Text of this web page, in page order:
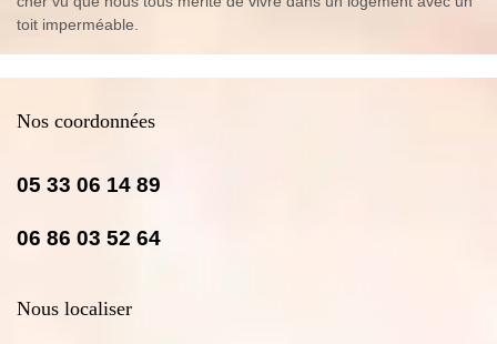
toit imperméable.
Nos coordonnées
05 33 06 14 89
06 86 03 52 64
Nous localiser